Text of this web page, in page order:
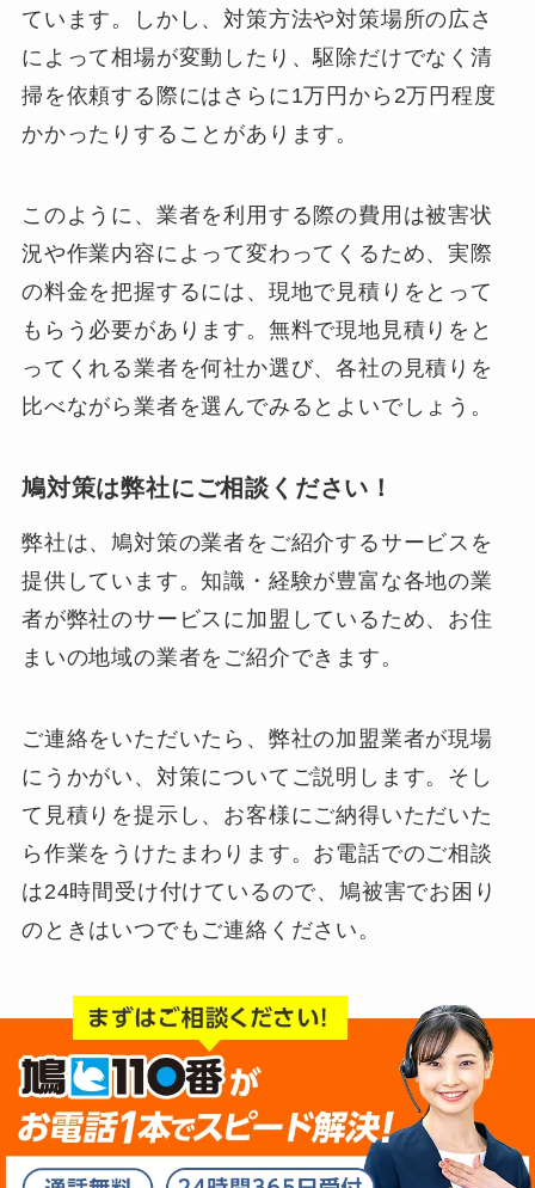
ています。しかし、対策方法や対策場所の広さ
によって相場が変動したり、駆除だけでなく清
掃を依頼する際にはさらに1万円から2万円程度
かかったりすることがあります。
このように、業者を利用する際の費用は被害状
況や作業内容によって変わってくるため、実際
の料金を把握するには、現地で見積りをとって
もらう必要があります。無料で現地見積りをと
ってくれる業者を何社か選び、各社の見積りを
比べながら業者を選んでみるとよいでしょう。
鳩対策は弊社にご相談ください！
弊社は、鳩対策の業者をご紹介するサービスを
提供しています。知識・経験が豊富な各地の業
者が弊社のサービスに加盟しているため、お住
まいの地域の業者をご紹介できます。
ご連絡をいただいたら、弊社の加盟業者が現場
にうかがい、対策についてご説明します。そし
て見積りを提示し、お客様にご納得いただいた
ら作業をうけたまわります。お電話でのご相談
は24時間受け付けているので、鳩被害でお困り
のときはいつでもご連絡ください。